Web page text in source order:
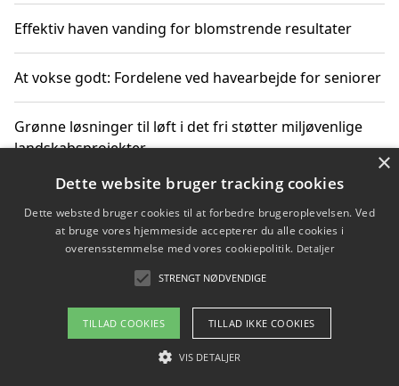
Effektiv haven vanding for blomstrende resultater
At vokse godt: Fordelene ved havearbejde for seniorer
Grønne løsninger til løft i det fri støtter miljøvenlige
landskabsprojekter
Gør haven til et frirum for familien og naturen
Copyright 2026 - Pilanto Aps
Om / kontakt
Blog Betingelser
×
Dette website bruger tracking cookies
Dette websted bruger cookies til at forbedre brugeroplevelsen. Ved
at bruge vores hjemmeside accepterer du alle cookies i
overensstemmelse med vores cookiepolitik. Detaljer
STRENGT NØDVENDIGE
TILLAD COOKIES TILLAD IKKE COOKIES
VIS DETALJER